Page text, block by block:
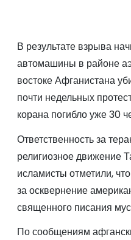
В результате взрыва
автомашины в районе
востоке Афганистана
почти недельных
корана погибло уже 30
Ответственность за
религиозное движение
исламисты отметили,
за осквернение
священного писания
По сообщениям